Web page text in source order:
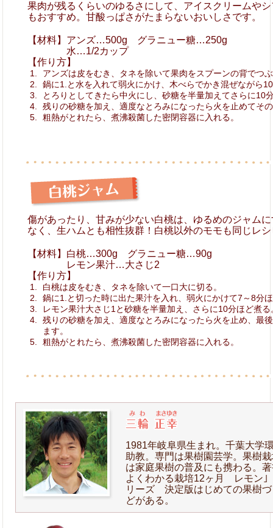
果肉が残るくらいのゆるさにして、アイスクリームや
もおすすめ。甘酸っぱさがたまらないおいしさです。
【材料】アンズ…500g グラニュー糖…250g
水…1/2カップ
【作り方】
アンズは皮をむき、タネを除いて果肉をスプーンの背でつ
鍋に1.と水を入れて弱火にかけ、木べらでかき混ぜながら
とろりとしてきたら中火にし、砂糖を半量加えてさらに10
残りの砂糖を加え、適度なとろみになったら火を止めてそ
粗熱がとれたら、煮沸殺菌した密閉容器に入れる。
傷があったり、甘みが少ない白桃は、ゆるめのジャム
なく、生ハムとも相性抜群！白桃以外のモモも同じレ
【材料】白桃…300g グラニュー糖…90g
レモン果汁…大さじ2
【作り方】
白桃は皮をむき、タネを除いて一口大に切る。
鍋に1.と切った時に出た果汁を入れ、弱火にかけて7～8分
レモン果汁大さじ1と砂糖を半量加え、さらに10分ほど煮る
残りの砂糖を加え、適度なとろみになったら火を止め、最
ます。
粗熱がとれたら、煮沸殺菌した密閉容器に入れる。
1981年岐阜県生まれ。千葉大学
助教。専門は果樹園芸学。果樹
は家庭果樹の普及にも携わる。
よくわかる栽培12ヶ月 レモン｣
リーズ 決定版はじめての果樹
どがある。